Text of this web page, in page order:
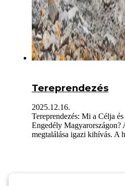
Tereprendezés
2025.12.16.
Tereprendezés: Mi a Célja
Engedély Magyarországon?
megtalálása igazi kihívás. A